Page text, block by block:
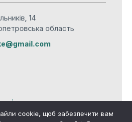
14
область
cookie, щоб забезпечити вам